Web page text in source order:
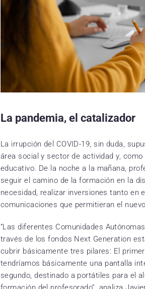
La pandemia, el catalizador
La irrupción del COVID-19, sin duda,
área social y sector de actividad y,
educativo. De la noche a la mañana,
seguir el camino de la formación en la
necesidad, realizar inversiones tanto en
comunicaciones que permitieran el
“Las diferentes Comunidades
través de los fondos Next Generation
cubrir básicamente tres pilares: El
tendríamos básicamente una pantalla
segundo, destinado a portátiles para el